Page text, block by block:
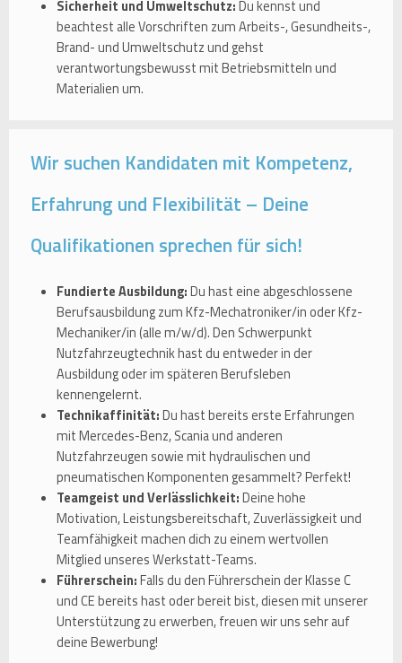
Sicherheit und Umweltschutz:Du kennst und
beachtest alle Vorschriften zum Arbeits-, Gesundheits-,
Brand- und Umweltschutz und gehst
verantwortungsbewusst mit Betriebsmitteln und
Materialien um.
Wir suchen Kandidaten mit Kompetenz,
Erfahrung und Flexibilität – Deine
Qualifikationen sprechen für sich!
Fundierte Ausbildung:Du hast eine abgeschlossene
Berufsausbildung zum Kfz-Mechatroniker/in oder Kfz-
Mechaniker/in (alle m/w/d). Den Schwerpunkt
Nutzfahrzeugtechnik hast du entweder in der
Ausbildung oder im späteren Berufsleben
kennengelernt.
Technikaffinität:Du hast bereits erste Erfahrungen
mit Mercedes-Benz, Scania und anderen
Nutzfahrzeugen sowie mit hydraulischen und
pneumatischen Komponenten gesammelt? Perfekt!
Teamgeist und Verlässlichkeit:Deine hohe
Motivation, Leistungsbereitschaft, Zuverlässigkeit und
Teamfähigkeit machen dich zu einem wertvollen
Mitglied unseres Werkstatt-Teams.
Führerschein:Falls du den Führerschein der Klasse C
und CE bereits hast oder bereit bist, diesen mit unserer
Unterstützung zu erwerben, freuen wir uns sehr auf
deine Bewerbung!